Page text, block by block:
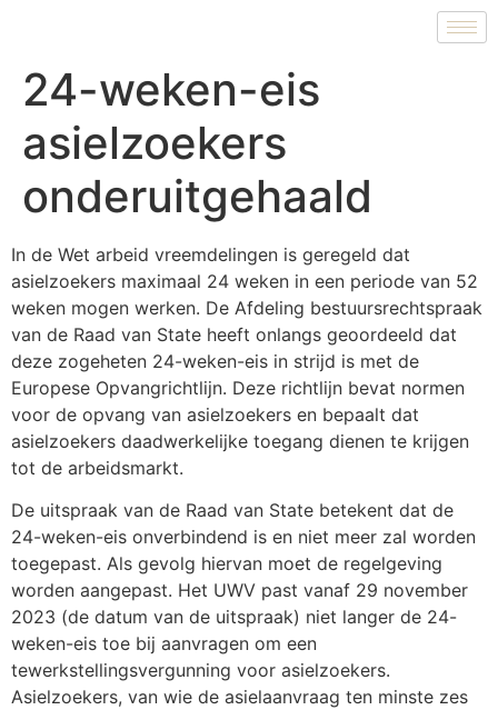
24-weken-eis
asielzoekers
onderuitgehaald
In de Wet arbeid vreemdelingen is geregeld dat
asielzoekers maximaal 24 weken in een periode van 52
weken mogen werken. De Afdeling bestuursrechtspraak
van de Raad van State heeft onlangs geoordeeld dat
deze zogeheten 24-weken-eis in strijd is met de
Europese Opvangrichtlijn. Deze richtlijn bevat normen
voor de opvang van asielzoekers en bepaalt dat
asielzoekers daadwerkelijke toegang dienen te krijgen
tot de arbeidsmarkt.
De uitspraak van de Raad van State betekent dat de
24-weken-eis onverbindend is en niet meer zal worden
toegepast. Als gevolg hiervan moet de regelgeving
worden aangepast. Het UWV past vanaf 29 november
2023 (de datum van de uitspraak) niet langer de 24-
weken-eis toe bij aanvragen om een
tewerkstellingsvergunning voor asielzoekers.
Asielzoekers, van wie de asielaanvraag ten minste zes